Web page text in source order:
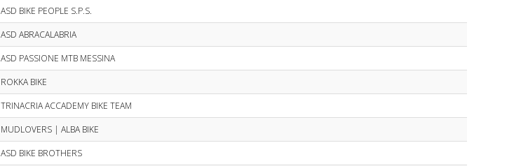
ASD BIKE PEOPLE S.P.S.
ASD ABRACALABRIA
ASD PASSIONE MTB MESSINA
ROKKA BIKE
TRINACRIA ACCADEMY BIKE TEAM
MUDLOVERS | ALBA BIKE
ASD BIKE BROTHERS